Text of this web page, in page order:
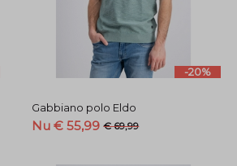
-20%
Gabbiano polo Eldo
Nu € 55,99 € 69,99